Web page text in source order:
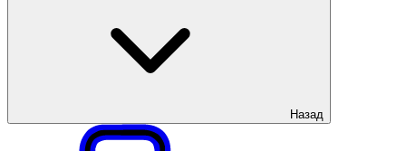
Назад